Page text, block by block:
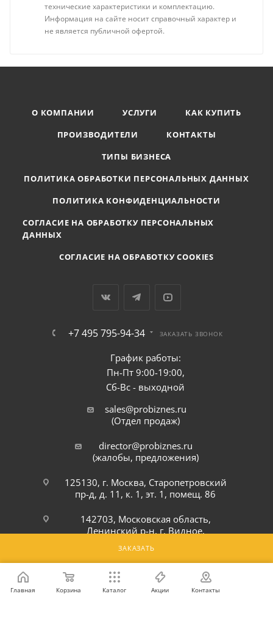
ЗАКАЗАТЬ
технические характеристики и комплектацию.
Информация на сайте носит справочный характер и
не является публичной офертой.
О КОМПАНИИ УСЛУГИ
КАК КУПИТЬ
ПРОИЗВОДИТЕЛИ
КОНТАКТЫ
ТИПЫ БИЗНЕСА
ПОЛИТИКА ОБРАБОТКИ ПЕРСОНАЛЬНЫХ ДАННЫХ
ПОЛИТИКА КОНФИДЕНЦИАЛЬНОСТИ
СОГЛАСИЕ НА ОБРАБОТКУ ПЕРСОНАЛЬНЫХ
ДАННЫХ
СОГЛАСИЕ НА ОБРАБОТКУ COOKIES
+7 495 795-94-34 ЗАКАЗАТЬ ЗВОНОК
График работы:
Пн-Пт 9:00-19:00,
Сб-Вс - выходной
sales@probiznes.ru
(Отдел продаж)
director@probiznes.ru
(жалобы, предложения)
125130, г. Москва, Старопетровский
пр-д, д. 11, к. 1, эт. 1, помещ. 86
142703, Московская область,
Ленинский р-н, г. Видное,
ПОДПИСАТЬСЯ НА РАССЫЛКУ
Главная Корзина Каталог Акции Контакты